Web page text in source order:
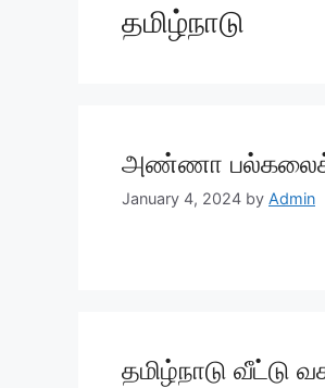
தமிழ்நாடு
அண்ணா
January 4, 2024 by Admin
தமிழ்நாடு வீட்டு